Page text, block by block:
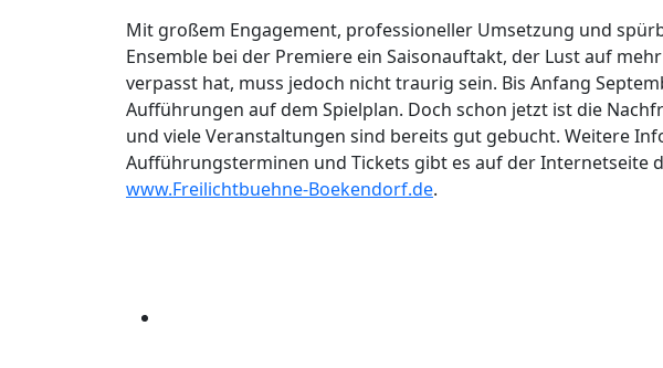
Mit großem Engagement, professioneller Umsetzung und
Ensemble bei der Premiere ein Saisonauftakt, der Lust auf
verpasst hat, muss jedoch nicht traurig sein. Bis Anfang
Aufführungen auf dem Spielplan. Doch schon jetzt ist die
und viele Veranstaltungen sind bereits gut gebucht. Weitere
Aufführungsterminen und Tickets gibt es auf der Internetseite
www.Freilichtbuehne-Boekendorf.de.